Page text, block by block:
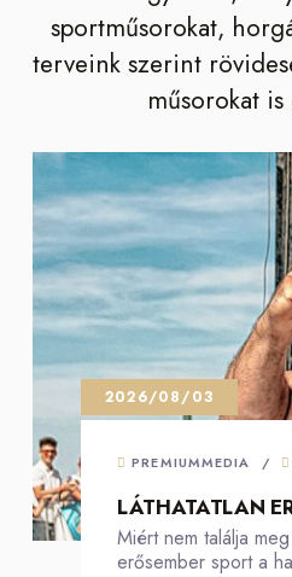
sportműsorokat,
terveink szerint
műsorokat
PREMIUMMEDIA /
LÁTHATATLAN
Miért nem találja
erősember sport a
2026/08/03